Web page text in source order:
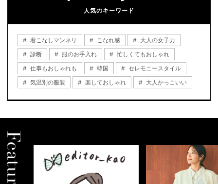
人気のキーワード
着こなしマンネリ こなれ感
大人の女子力
診断
服のお手入れ
忙しくてもおしゃれ
仕事もおしゃれも
韓国
セレモニースタイル
気温別の服装
楽しておしゃれ 大人かっこいい